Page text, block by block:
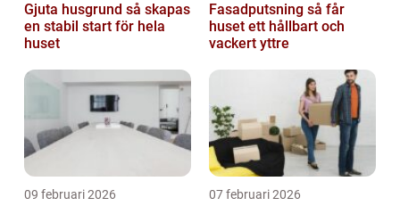
Gjuta husgrund så skapas
en stabil start för hela
huset
Fasadputsning så får
huset ett hållbart och
vackert yttre
09 februari 2026 07 februari 2026